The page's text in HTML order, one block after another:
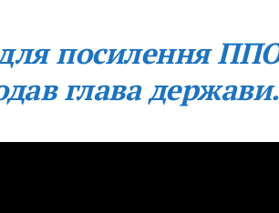
посилення
глава держави.